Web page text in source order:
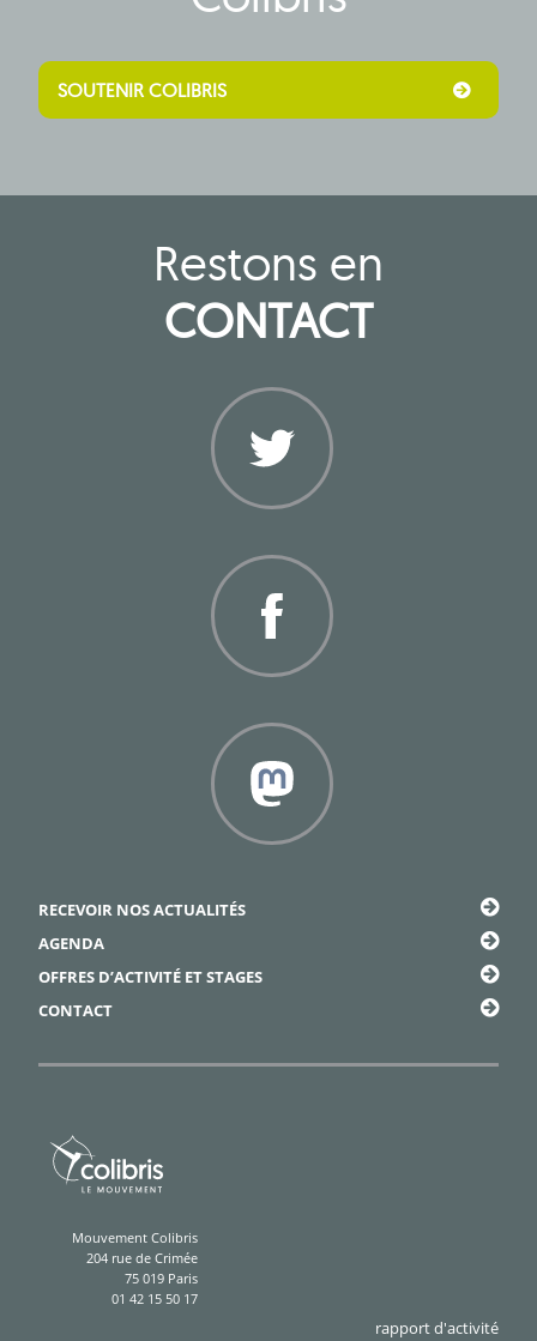
SOUTENIR COLIBRIS
Restons en
CONTACT
Mouvement Colibris
204 rue de Crimée
75 019 Paris
01 42 15 50 17
RECEVOIR NOS ACTUALITÉS
AGENDA
OFFRES D’ACTIVITÉ ET STAGES
CONTACT
rapport d'activité